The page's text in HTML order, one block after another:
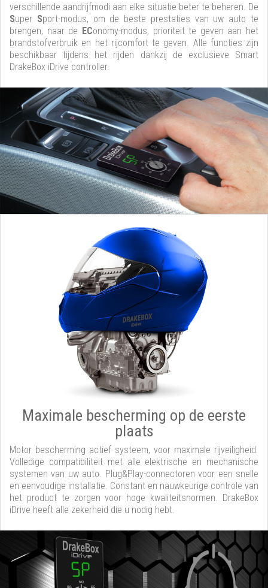
verschillende aandrijfmodi aan elke situatie beter te beheren. De
Super Sport-modus, om de beste prestaties van uw auto te
brengen, naar de EConomy-modus, prioriteit te geven aan het
brandstofverbruik en het rijcomfort te geven. Alle functies zijn
beschikbaar tijdens het rijden dankzij de exclusieve Smart
DrakeBox iDrive controller.
Maximale bescherming op de eerste
plaats
Motor bescherming actief systeem, voor maximale rijveiligheid.
Volledige compatibiliteit met alle elektrische en mechanische
systemen van uw auto. Plug&Play-connectoren voor een snelle
en eenvoudige installatie. Constant en nauwkeurige controle van
het product te zorgen voor hoge kwaliteitsnormen. DrakeBox
iDrive heeft alle zekerheid die u nodig hebt.